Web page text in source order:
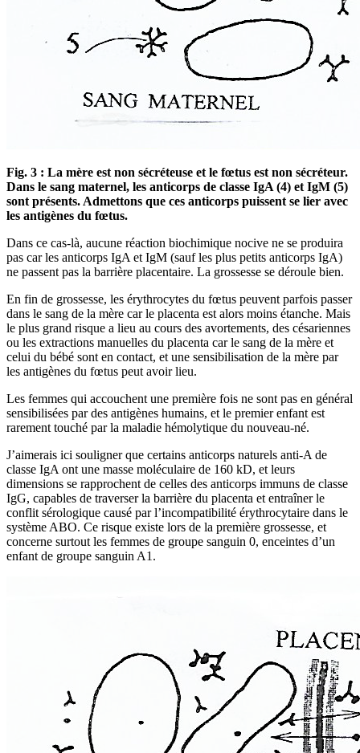
Fig. 3 : La mère est non sécréteuse et le fœtus est non sécréteur.
Dans le sang maternel, les anticorps de classe IgA (4) et IgM (5)
sont présents. Admettons que ces anticorps puissent se lier avec
les antigènes du fœtus.
Dans ce cas-là, aucune réaction biochimique nocive ne se produira
pas car les anticorps IgA et IgM (sauf les plus petits anticorps IgA)
ne passent pas la barrière placentaire. La grossesse se déroule bien.
En fin de grossesse, les érythrocytes du fœtus peuvent parfois passer
dans le sang de la mère car le placenta est alors moins étanche. Mais
le plus grand risque a lieu au cours des avortements, des césariennes
ou les extractions manuelles du placenta car le sang de la mère et
celui du bébé sont en contact, et une sensibilisation de la mère par
les antigènes du fœtus peut avoir lieu.
Les femmes qui accouchent une première fois ne sont pas en général
sensibilisées par des antigènes humains, et le premier enfant est
rarement touché par la maladie hémolytique du nouveau-né.
J’aimerais ici souligner que certains anticorps naturels anti-A de
classe IgA ont une masse moléculaire de 160 kD, et leurs
dimensions se rapprochent de celles des anticorps immuns de classe
IgG, capables de traverser la barrière du placenta et entraîner le
conflit sérologique causé par l’incompatibilité érythrocytaire dans le
système ABO. Ce risque existe lors de la première grossesse, et
concerne surtout les femmes de groupe sanguin 0, enceintes d’un
enfant de groupe sanguin A1.